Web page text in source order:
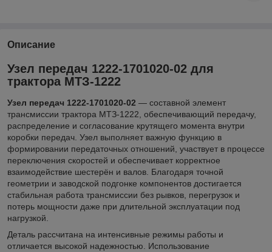
Описание
Узел передач 1222-1701020-02 для
трактора МТЗ-1222
Узел передач 1222-1701020-02 — составной элемент
трансмиссии трактора МТЗ-1222, обеспечивающий передачу,
распределение и согласование крутящего момента внутри
коробки передач. Узел выполняет важную функцию в
формировании передаточных отношений, участвует в процессе
переключения скоростей и обеспечивает корректное
взаимодействие шестерён и валов. Благодаря точной
геометрии и заводской подгонке компонентов достигается
стабильная работа трансмиссии без рывков, перегрузок и
потерь мощности даже при длительной эксплуатации под
нагрузкой.
Деталь рассчитана на интенсивные режимы работы и
отличается высокой надежностью. Использование